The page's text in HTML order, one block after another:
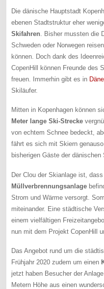
Die dänische Hauptstadt
ebenen Stadtstruktur eher
Skifahren. Bisher mussten die
Schweden oder Norwegen
können. Doch dank des
CopenHill können Freunde des
freuen. Immerhin gibt es in
Skiläufer.
Mitten in Kopenhagen können
Meter lange Ski-Strecke
von echtem Schnee bedeckt,
fährt es sich mit Skiern
bisherigen Gäste der
Der Clou der Skianlage ist,
Müllverbrennungsanlage
Strom und Wärme versorgt.
miteinander. Eine städtische
einem vielfältigen
nun mit dem Projekt CopenHill
Das Angebot rund um die
Frühjahr 2020 zudem um einen
jetzt haben Besucher der
Metern Höhe aus einen